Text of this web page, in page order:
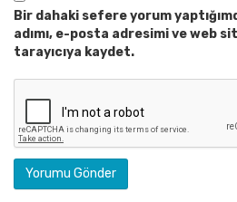
Bir dahaki sefere yorum
adımı, e-posta adresimi ve web
tarayıcıya kaydet.